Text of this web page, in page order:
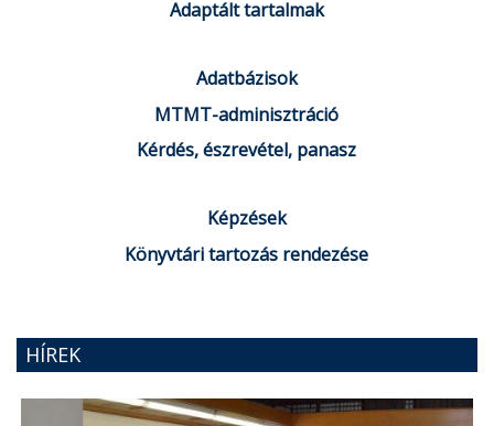
Adaptált tartalmak
Adatbázisok
MTMT-adminisztráció
Kérdés, észrevétel, panasz
Képzések
Könyvtári tartozás rendezése
HÍREK